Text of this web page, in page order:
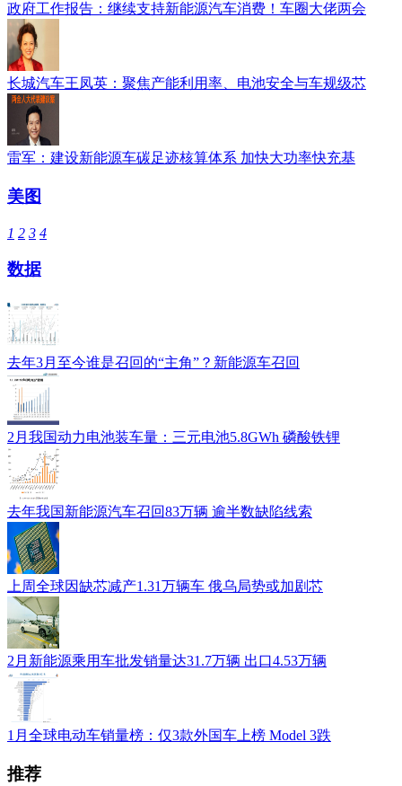
政府工作报告：继续支持新能源汽车消费！车圈大佬两会
长城汽车王凤英：聚焦产能利用率、电池安全与车规级芯
雷军：建设新能源车碳足迹核算体系 加快大功率快充基
美图
1 2 3 4
数据
去年3月至今谁是召回的“主角”？新能源车召回
2月我国动力电池装车量：三元电池5.8GWh 磷酸铁锂
去年我国新能源汽车召回83万辆 逾半数缺陷线索
上周全球因缺芯减产1.31万辆车 俄乌局势或加剧芯
2月新能源乘用车批发销量达31.7万辆 出口4.53万辆
1月全球电动车销量榜：仅3款外国车上榜 Model 3跌
推荐